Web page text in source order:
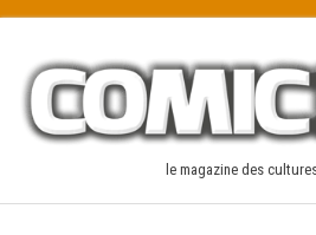
content
le magazine des